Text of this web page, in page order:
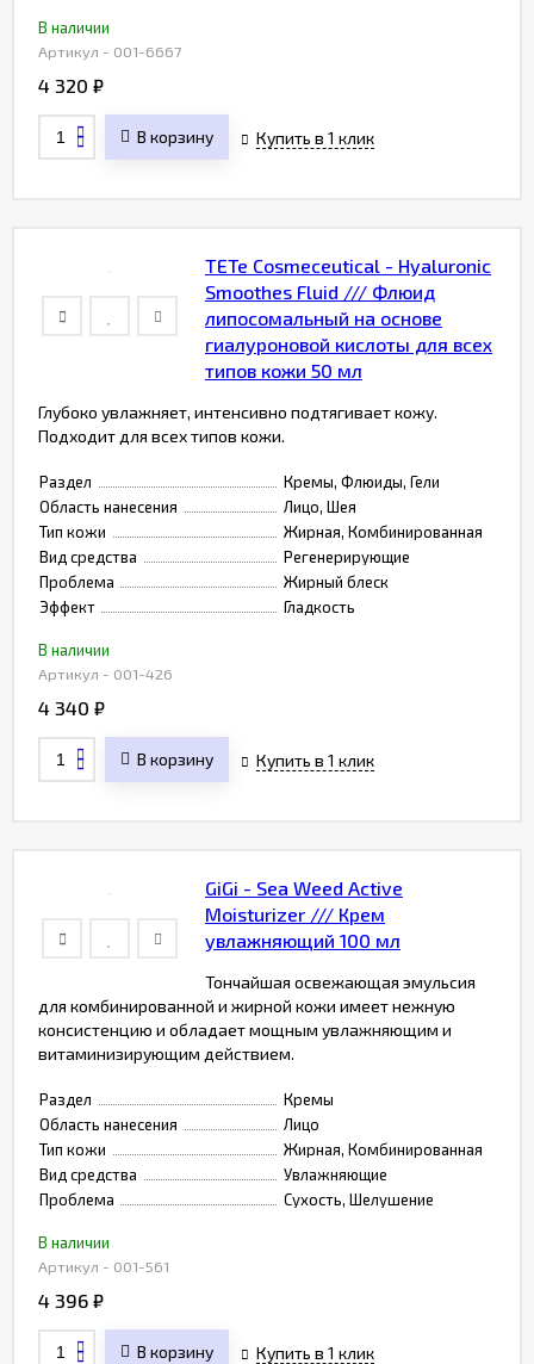
В наличии
Артикул - 001-6667
4 320 ₽
В корзину Купить в 1 клик
TETe Cosmeceutical - Hyaluronic
Smoothes Fluid /// Флюид
липосомальный на основе
гиалуроновой кислоты для всех
типов кожи 50 мл
Глубоко увлажняет, интенсивно подтягивает кожу.
Подходит для всех типов кожи.
Раздел
Кремы, Флюиды, Гели
Область нанесения
Лицо, Шея
Тип кожи
Жирная, Комбинированная
Вид средства
Регенерирующие
Проблема
Жирный блеск
Эффект
Гладкость
В наличии
Артикул - 001-426
4 340 ₽
В корзину Купить в 1 клик
GiGi - Sea Weed Active
Moisturizer /// Крем
увлажняющий 100 мл
Тончайшая освежающая эмульсия
для комбинированной и жирной кожи имеет нежную
консистенцию и обладает мощным увлажняющим и
витаминизирующим действием.
Раздел
Кремы
Область нанесения
Лицо
Тип кожи
Жирная, Комбинированная
Вид средства
Увлажняющие
Проблема
Сухость, Шелушение
В наличии
Артикул - 001-561
4 396 ₽
В корзину Купить в 1 клик